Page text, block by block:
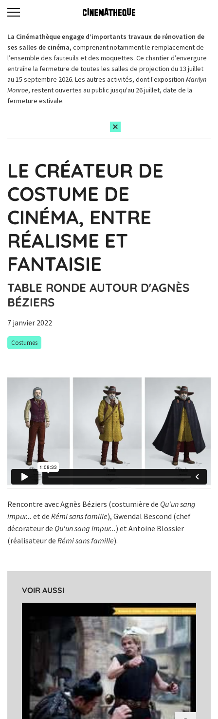
La Cinémathèque engage d’importants travaux de rénovation de
ses salles de cinéma, comprenant notamment le remplacement de
l’ensemble des fauteuils et des moquettes. Ce chantier d’envergure
entraîne la fermeture de toutes les salles de projection du 13 juillet
au 15 septembre 2026. Les autres activités, dont l'exposition Marilyn
Monroe, restent ouvertes au public jusqu'au 26 juillet, date de la
fermeture estivale.
LE CRÉATEUR DE
COSTUME DE
CINÉMA, ENTRE
RÉALISME ET
FANTAISIE
TABLE RONDE AUTOUR D'AGNÈS
BÉZIERS
7 janvier 2022
Costumes
Rencontre avec Agnès Béziers (costumière de Qu'un sang
impur... et de Rémi sans famille), Gwendal Bescond (chef
décorateur de Qu'un sang impur...) et Antoine Blossier
(réalisateur de Rémi sans famille).
VOIR AUSSI